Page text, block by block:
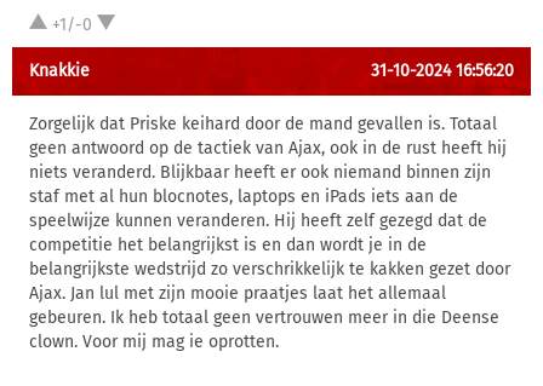
+1/-0
Knakkie 31-10-2024 16:56:20
Zorgelijk dat Priske keihard door de mand gevallen is. Totaal
geen antwoord op de tactiek van Ajax, ook in de rust heeft hij
niets veranderd. Blijkbaar heeft er ook niemand binnen zijn
staf met al hun blocnotes, laptops en iPads iets aan de
speelwijze kunnen veranderen. Hij heeft zelf gezegd dat de
competitie het belangrijkst is en dan wordt je in de
belangrijkste wedstrijd zo verschrikkelijk te kakken gezet door
Ajax. Jan lul met zijn mooie praatjes laat het allemaal
gebeuren. Ik heb totaal geen vertrouwen meer in die Deense
clown. Voor mij mag ie oprotten.